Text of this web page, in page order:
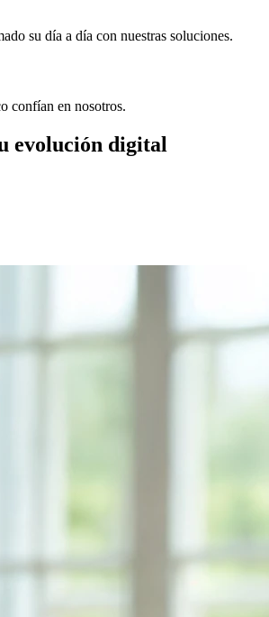
su día a día con nuestras soluciones.
confían en nosotros.
evolución digital